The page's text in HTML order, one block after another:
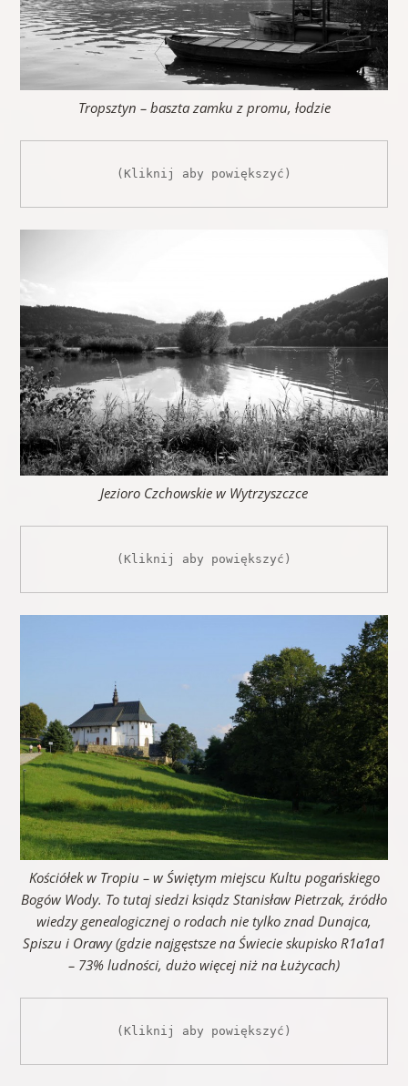
Tropsztyn – baszta zamku z promu, łodzie
(Kliknij aby powiększyć)
Jezioro Czchowskie w Wytrzyszczce
(Kliknij aby powiększyć)
Kościółek w Tropiu – w Świętym miejscu Kultu pogańskiego
Bogów Wody. To tutaj siedzi ksiądz Stanisław Pietrzak, źródło
wiedzy genealogicznej o rodach nie tylko znad Dunajca,
Spiszu i Orawy (gdzie najgęstsze na Świecie skupisko R1a1a1
– 73% ludności, dużo więcej niż na Łużycach)
(Kliknij aby powiększyć)